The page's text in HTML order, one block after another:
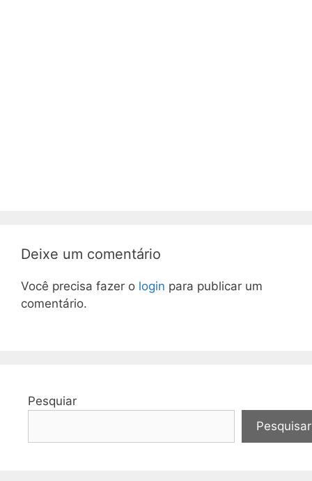
Deixe um comentário
Você precisa fazer o login para publicar um
comentário.
Pesquiar
Pesquisar